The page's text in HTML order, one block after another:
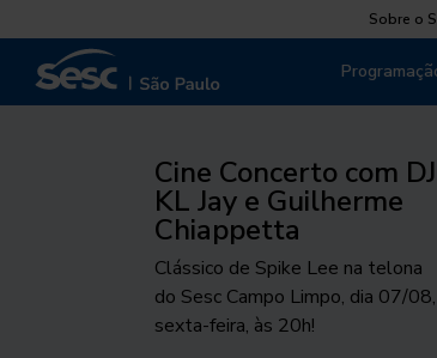
Sobre o
Cine Concerto com DJ
KL Jay e Guilherme
Chiappetta
Clássico de Spike Lee na telona
do Sesc Campo Limpo, dia 07/08,
sexta-feira, às 20h!